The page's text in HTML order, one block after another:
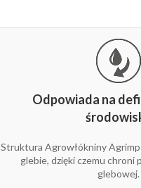
rolnych.
5907547400322
5907547468162
5907547400513
5907547468148
Odpowiada na
Struktura Agrowłókniny
glebie, dzięki czemu chroni
glebowej.